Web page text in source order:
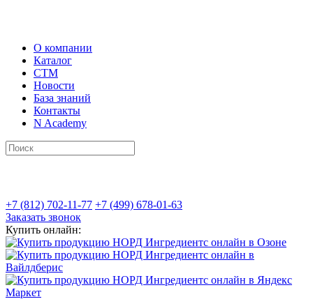
О компании
Каталог
СТМ
Новости
База знаний
Контакты
N Academy
+7 (812) 702-11-77 +7 (499) 678-01-63
Заказать звонок
Купить онлайн: